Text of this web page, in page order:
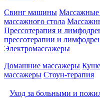
Свинг машины Массажные
массажного стола
Прессотерапия и
прессотерапии и
Электромассажеры
Домашние массажеры
массажеры Стоун-терапия
Уход за больными и